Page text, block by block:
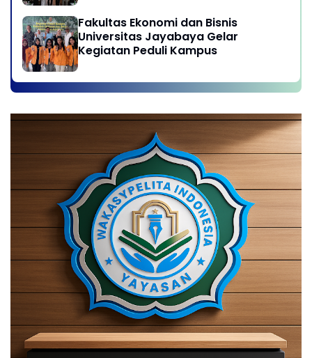
Fakultas Ekonomi dan Bisnis
Universitas Jayabaya Gelar
Kegiatan Peduli Kampus